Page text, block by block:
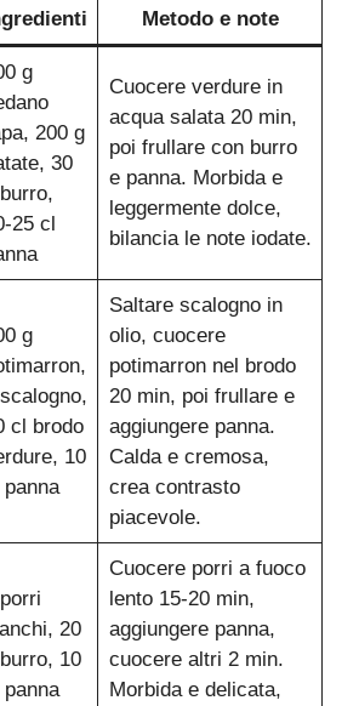
Metodo e note
g
200 g
30
25 cl
Cuocere verdure in
acqua salata 20 min,
poi frullare con burro
e panna. Morbida e
leggermente dolce,
bilancia le note iodate.
g
cl brodo
10
Saltare scalogno in
olio, cuocere
potimarron nel brodo
20 min, poi frullare e
aggiungere panna.
Calda e cremosa,
crea contrasto
piacevole.
20
10
Cuocere porri a fuoco
lento 15-20 min,
aggiungere panna,
cuocere altri 2 min.
Morbida e delicata,